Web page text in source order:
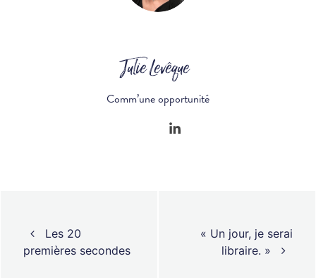
Julie Levêque
Comm’une opportunité
Les 20
premières secondes
« Un jour, je serai
libraire. »